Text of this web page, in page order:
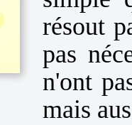
résout
pas
n'ont
mais